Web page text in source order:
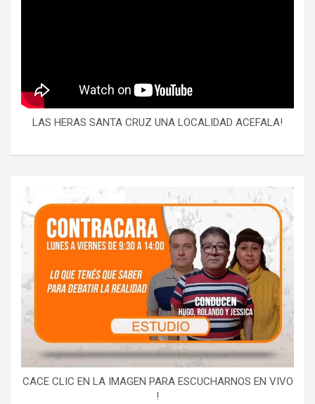
LAS HERAS SANTA CRUZ UNA LOCALIDAD ACEFALA!
CACE CLIC EN LA IMAGEN PARA ESCUCHARNOS EN VIVO
!